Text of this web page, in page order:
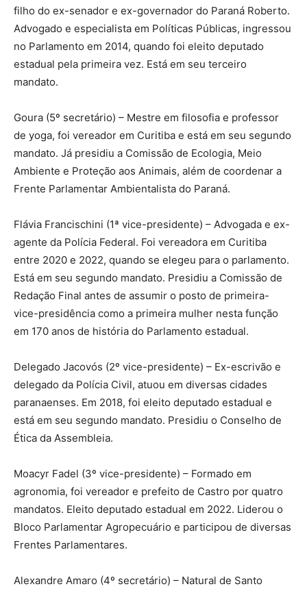
filho do ex-senador e ex-governador do Paraná Roberto.
Advogado e especialista em Políticas Públicas, ingressou
no Parlamento em 2014, quando foi eleito deputado
estadual pela primeira vez. Está em seu terceiro
mandato.
Goura (5º secretário) – Mestre em filosofia e professor
de yoga, foi vereador em Curitiba e está em seu segundo
mandato. Já presidiu a Comissão de Ecologia, Meio
Ambiente e Proteção aos Animais, além de coordenar a
Frente Parlamentar Ambientalista do Paraná.
Flávia Francischini (1ª vice-presidente) – Advogada e ex-
agente da Polícia Federal. Foi vereadora em Curitiba
entre 2020 e 2022, quando se elegeu para o parlamento.
Está em seu segundo mandato. Presidiu a Comissão de
Redação Final antes de assumir o posto de primeira-
vice-presidência como a primeira mulher nesta função
em 170 anos de história do Parlamento estadual.
Delegado Jacovós (2º vice-presidente) – Ex-escrivão e
delegado da Polícia Civil, atuou em diversas cidades
paranaenses. Em 2018, foi eleito deputado estadual e
está em seu segundo mandato. Presidiu o Conselho de
Ética da Assembleia.
Moacyr Fadel (3º vice-presidente) – Formado em
agronomia, foi vereador e prefeito de Castro por quatro
mandatos. Eleito deputado estadual em 2022. Liderou o
Bloco Parlamentar Agropecuário e participou de diversas
Frentes Parlamentares.
Alexandre Amaro (4º secretário) – Natural de Santo